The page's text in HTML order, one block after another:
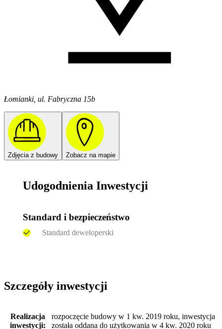
Łomianki, ul. Fabryczna 15b
Zdjęcia z budowy Zobacz na mapie
Udogodnienia Inwestycji
Standard i bezpieczeństwo
Standard deweloperski
Szczegóły inwestycji
Realizacja
inwestycji:
rozpoczęcie budowy w 1 kw. 2019 roku, inwestycja
została oddana do użytkowania w 4 kw. 2020 roku